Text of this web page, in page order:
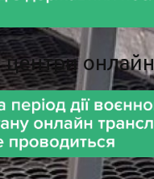
центри онлайн